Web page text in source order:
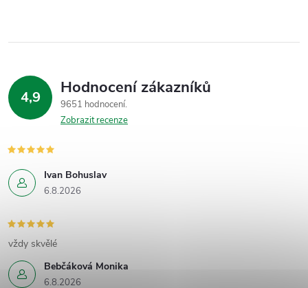
4,9 Hodnocení zákazníků
9651 hodnocení
Zobrazit recenze
Ivan Bohuslav
6.8.2026
Bebčáková Monika
6.8.2026
vždy skvělé